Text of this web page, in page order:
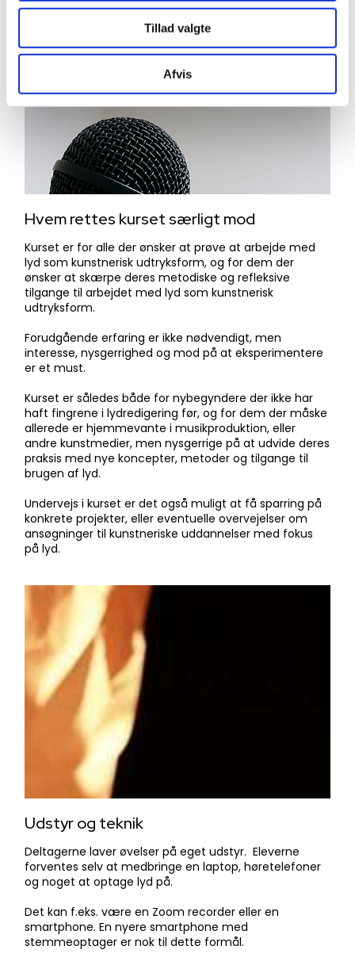
Tillad valgte
Afvis
​Hvem rettes kurset særligt mod
​Kurset er for alle der ønsker at prøve at arbejde med
lyd som kunstnerisk udtryksform, og for dem der
ønsker at skærpe deres metodiske og refleksive
tilgange til arbejdet med lyd som kunstnerisk
udtryksform.
Forudgående erfaring er ikke nødvendigt, men
interesse, nysgerrighed og mod på at eksperimentere
er et must.
Kurset er således både for nybegyndere der ikke har
haft fingrene i lydredigering før, og for dem der måske
allerede er hjemmevante i musikproduktion, eller
andre kunstmedier, men nysgerrige på at udvide deres
praksis med nye koncepter, metoder og tilgange til
brugen af lyd.
Undervejs i kurset er det også muligt at få sparring på
konkrete projekter, eller eventuelle overvejelser om
ansøgninger til kunstneriske uddannelser med fokus
på lyd.
Udstyr og teknik
Deltagerne laver øvelser på eget udstyr. Eleverne
forventes selv at medbringe en laptop, høretelefoner
og noget at optage lyd på.
Det kan f.eks. være en Zoom recorder eller en
smartphone. En nyere smartphone med
stemmeoptager er nok til dette formål.